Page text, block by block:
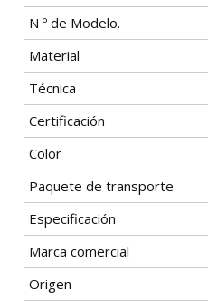
N º de Modelo.
Material
Técnica
Certificación
Color
Paquete de transporte
Especificación
Marca comercial
Origen